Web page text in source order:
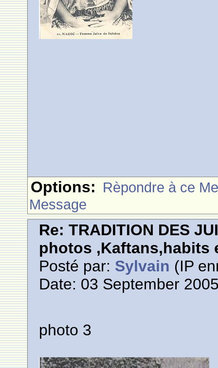
Options: Rèpondre à ce
Message
Re: TRADITION DES
photos ,Kaftans,habits
Posté par: Sylvain (IP
Date: 03 September
photo 3